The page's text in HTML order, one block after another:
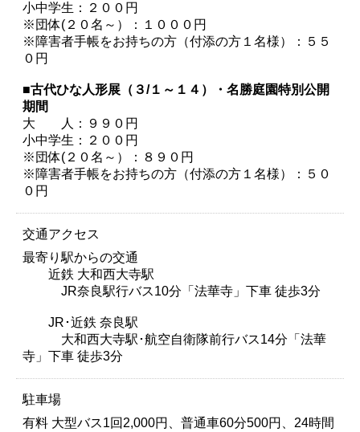
小中学生：２００円
※団体(２０名～）：１０００円
※障害者手帳をお持ちの方（付添の方１名様）：５５
０円
■古代ひな人形展（３/１～１４）・名勝庭園特別公開
期間
大 人：９９０円
小中学生：２００円
※団体(２０名～）：８９０円
※障害者手帳をお持ちの方（付添の方１名様）：５０
０円
交通アクセス
最寄り駅からの交通
近鉄 大和西大寺駅
JR奈良駅行バス10分「法華寺」下車 徒歩3分
JR･近鉄 奈良駅
大和西大寺駅･航空自衛隊前行バス14分「法華
寺」下車 徒歩3分
駐車場
有料 大型バス1回2,000円、普通車60分500円、24時間